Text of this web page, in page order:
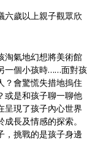
六歲以上親子觀眾欣
淘氣地幻想將美術館
一個小孩時……面對孩
？會驚慌失措地摀住
或是和孩子聊一聊他
呈現了孩子內心世界
長及情感的探索。
，挑戰的是孩子身邊